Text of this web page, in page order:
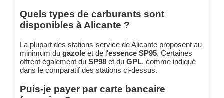
Quels types de carburants sont
disponibles à Alicante ?
La plupart des stations-service de Alicante proposent au
minimum du gazoleet de l'essence SP95. Certaines
offrent également du SP98et du GPL, comme indiqué
dans le comparatif des stations ci-dessus.
Puis-je payer par carte bancaire